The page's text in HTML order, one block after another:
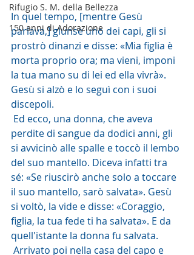
Rifugio S. M. della Bellezza
150 anni di Adorazione
In quel tempo, [mentre Gesù
parlava,] giunse uno dei capi, gli si
prostrò dinanzi e disse: «Mia figlia è
morta proprio ora; ma vieni, imponi
la tua mano su di lei ed ella vivrà».
Gesù si alzò e lo seguì con i suoi
discepoli.
Ed ecco, una donna, che aveva
perdite di sangue da dodici anni, gli
si avvicinò alle spalle e toccò il lembo
del suo mantello. Diceva infatti tra
sé: «Se riuscirò anche solo a toccare
il suo mantello, sarò salvata». Gesù
si voltò, la vide e disse: «Coraggio,
figlia, la tua fede ti ha salvata». E da
quell'istante la donna fu salvata.
Arrivato poi nella casa del capo e